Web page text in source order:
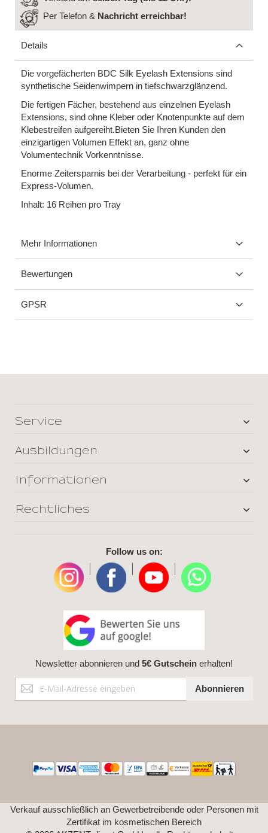
Per Telefon & Nachricht erreichbar!
Details
Die vorgefächerten BDC Silk Eyelash Extensions sind
synthetische Seidenwimpern in tiefschwarzglänzend.
Die fertigen Fächer, bestehend aus einzelnen Eyelash
Extensions, sind ohne Kleber oder Knotenpunkte auf dem
Klebestreifen aufgereiht.Bieten Sie Ihren Kunden den
einzigartigen Volumen Effekt an, ganz ohne
Volumentechnik Vorkenntnisse.
Enorme Zeitersparnis bei der Verarbeitung - perfekt für ein
Express-Volumen.
Inhalt: 16 Reihen pro Tray
Mehr Informationen
Bewertungen
GPSR
Service
Ausbildungen
Informationen
Rechtliches
Follow us on:
Newsletter abonnieren und 5€ Gutschein erhalten!
Anmeldung
zum
Abonnieren
Verkauf ausschließlich an Gewerbetreibende oder Personen mit
Zertifikat im kosmetischen Bereich